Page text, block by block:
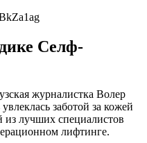
Cелф-
журналистка Волер
заботой за кожей
из лучших специалистов
лифтинге.